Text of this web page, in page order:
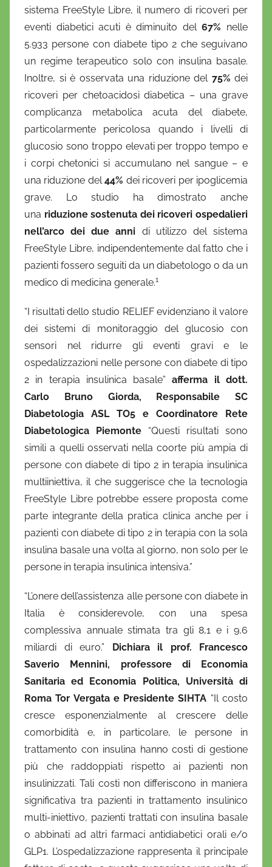
sistema FreeStyle Libre, il numero di ricoveri per
eventi diabetici acuti è diminuito del67% nelle
5.933 persone con diabete tipo 2 che seguivano
un regime terapeutico solo con insulina basale.
Inoltre, si è osservata una riduzione del 75% dei
ricoveri per chetoacidosi diabetica – una grave
complicanza metabolica acuta del diabete,
particolarmente pericolosa quando i livelli di
glucosio sono troppo elevati per troppo tempo e
i corpi chetonici si accumulano nel sangue – e
una riduzione del44% dei ricoveri per ipoglicemia
grave. Lo studio ha dimostrato anche
una riduzione sostenuta dei ricoveri ospedalieri
nell’arco dei due anni di utilizzo del sistema
FreeStyle Libre, indipendentemente dal fatto che i
pazienti fossero seguiti da un diabetologo o da un
medico di medicina generale.1
“I risultati dello studio RELIEF evidenziano il valore
dei sistemi di monitoraggio del glucosio con
sensori nel ridurre gli eventi gravi e le
ospedalizzazioni nelle persone con diabete di tipo
2 in terapia insulinica basale”afferma il dott.
Carlo Bruno Giorda, Responsabile SC
Diabetologia ASL TO5 e Coordinatore Rete
Diabetologica Piemonte “Questi risultati sono
simili a quelli osservati nella coorte più ampia di
persone con diabete di tipo 2 in terapia insulinica
multiiniettiva, il che suggerisce che la tecnologia
FreeStyle Libre potrebbe essere proposta come
parte integrante della pratica clinica anche per i
pazienti con diabete di tipo 2 in terapia con la sola
insulina basale una volta al giorno, non solo per le
persone in terapia insulinica intensiva.”
“L’onere dell’assistenza alle persone con diabete in
Italia è considerevole, con una spesa
complessiva annuale stimata tra gli 8,1 e i 9,6
miliardi di euro.”
Dichiara il prof. Francesco
Saverio Mennini, professore di Economia
Sanitaria ed Economia Politica, Università di
Roma Tor Vergata e Presidente SIHTA “Il costo
cresce esponenzialmente al crescere delle
comorbidità e, in particolare, le persone in
trattamento con insulina hanno costi di gestione
più che raddoppiati rispetto ai pazienti non
insulinizzati. Tali costi non differiscono in maniera
significativa tra pazienti in trattamento insulinico
multi-iniettivo, pazienti trattati con insulina basale
o abbinati ad altri farmaci antidiabetici orali e/o
GLP1. L’ospedalizzazione rappresenta il principale